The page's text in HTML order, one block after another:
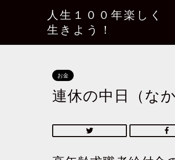
人生１００年楽しく
生きよう！
お金
連休の中日（な